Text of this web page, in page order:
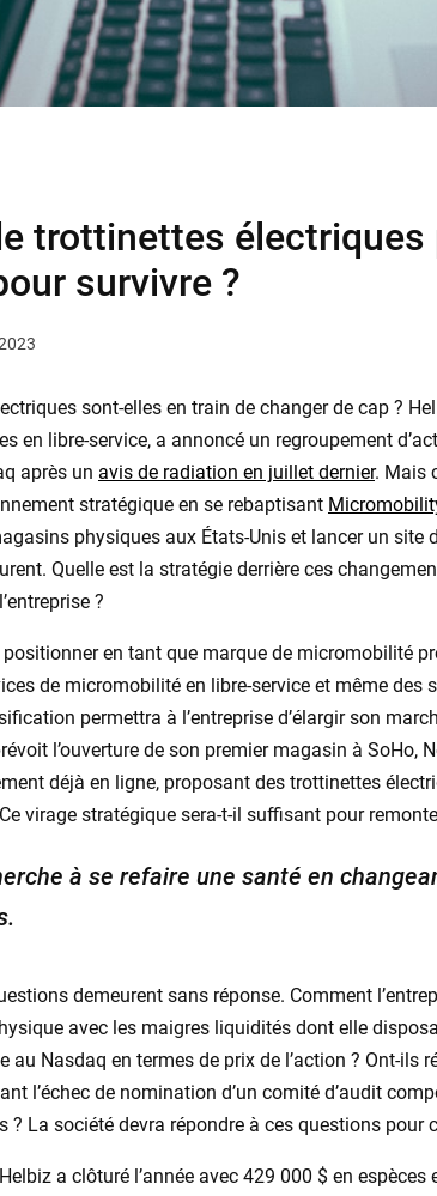
trottinettes électriques
survivre ?
sont-elles en train de changer de cap ?
en libre-service, a annoncé un regroupement
après un avis de radiation en juillet dernier. Mais
stratégique en se rebaptisant
physiques aux États-Unis et lancer un site
Quelle est la stratégie derrière ces
?
en tant que marque de micromobilité
de micromobilité en libre-service et même des
permettra à l’entreprise d’élargir son
l’ouverture de son premier magasin à SoHo,
déjà en ligne, proposant des trottinettes
virage stratégique sera-t-il suffisant pour
à se refaire une santé en
demeurent sans réponse. Comment
avec les maigres liquidités dont elle
Nasdaq en termes de prix de l’action ? Ont-ils
l’échec de nomination d’un comité d’audit
La société devra répondre à ces questions pour
a clôturé l’année avec 429 000 $ en espèces